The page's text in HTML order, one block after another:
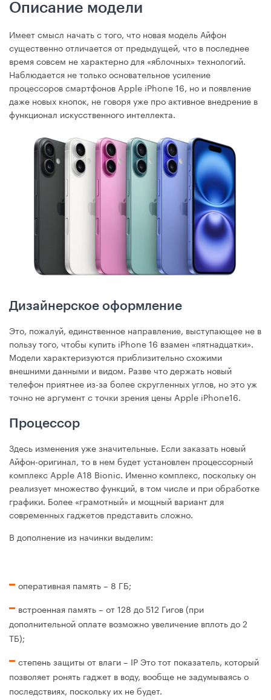
Описание модели
Имеет смысл начать с того, что новая модель Айфон
существенно отличается от предыдущей, что в последнее
время совсем не характерно для «яблочных» технологий.
Наблюдается не только основательное усиление
процессоров смартфонов Apple iPhone 16, но и появление
даже новых кнопок, не говоря уже про активное внедрение в
функционал искусственного интеллекта.
Дизайнерское оформление
Это, пожалуй, единственное направление, выступающее не в
пользу того, чтобы купить iPhone 16 взамен «пятнадцатки».
Модели характеризуются приблизительно схожими
внешними данными и видом. Разве что держать новый
телефон приятнее из-за более скругленных углов, но это уж
точно не аргумент с точки зрения цены Apple iPhone16.
Процессор
Здесь изменения уже значительные. Если заказать новый
Айфон-оригинал, то в нем будет установлен процессорный
комплекс Apple A18 Bionic. Именно комплекс, поскольку он
реализует множество функций, в том числе и при обработке
графики. Более «грамотный» и мощный вариант для
современных гаджетов представить сложно.
В дополнение из начинки выделим:
оперативная память – 8 ГБ;
встроенная память – от 128 до 512 Гигов (при
дополнительной оплате возможно увеличение вплоть до 2
ТБ);
степень защиты от влаги – IP Это тот показатель, который
позволяет ронять гаджет в воду, вообще не задумываясь о
последствиях, поскольку их не будет.